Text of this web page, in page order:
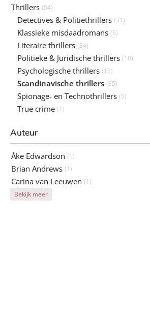
Thrillers (54)
Detectives & Politiethrillers (31)
Klassieke misdaadromans (5)
Literaire thrillers (34)
Politieke & Juridische thrillers (10)
Psychologische thrillers (13)
Scandinavische thrillers (35)
Spionage- en Technothrillers (5)
True crime (1)
Auteur
Åke Edwardson (1)
Brian Andrews (1)
Carina van Leeuwen (1)
Bekijk meer